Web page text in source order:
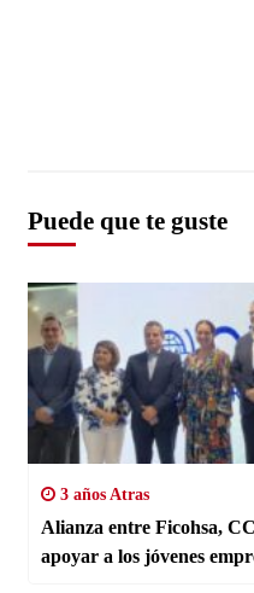
Puede que te guste
3 años Atras
Alianza entre Ficohsa,
apoyar a los jóvenes